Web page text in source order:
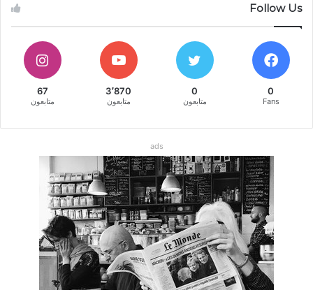
Follow Us
0
Fans
0
متابعون
3٬870
متابعون
67
متابعون
ads